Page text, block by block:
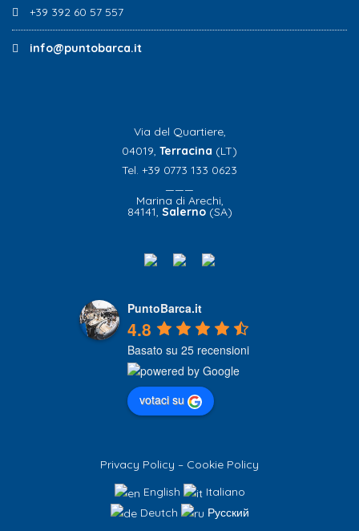
+39 392 60 57 557
info@puntobarca.it
Via del Quartiere,
04019, Terracina (LT)
Tel. +39 0773 133 0623
———
Marina di Arechi,
84141, Salerno(SA)
PuntoBarca.it
4.8
Basato su 25 recensioni
votaci su
Privacy Policy – Cookie Policy
English
Italiano
Deutch
Русский